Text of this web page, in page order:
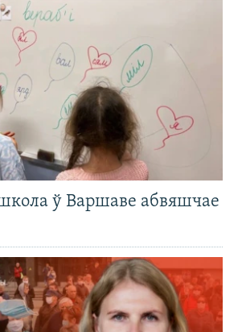
ў Варшаве абвяшчае